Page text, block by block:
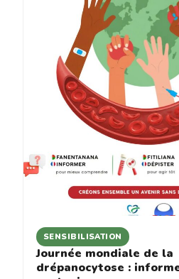
SENSIBILISATION
Journée mondiale de la
drépanocytose :